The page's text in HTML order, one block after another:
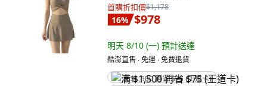
首購折扣價$1,178
16% $978
明天 8/10 (一) 預計送達
酷澎直售 ∙ 免運 ∙ 免費退貨
满 $1,500 再省 $75 (王道卡)